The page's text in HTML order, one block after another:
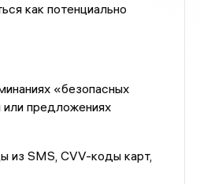
как потенциально
«безопасных
или предложениях
из SMS, CVV-коды карт,